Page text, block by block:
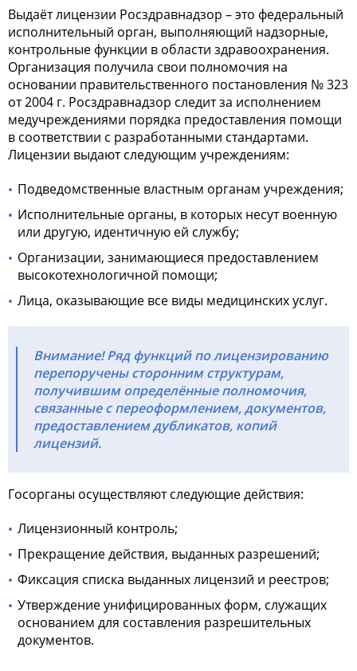
Выдаёт лицензии Росздравнадзор – это федеральный
исполнительный орган, выполняющий надзорные,
контрольные функции в области здравоохранения.
Организация получила свои полномочия на
основании правительственного постановления № 323
от 2004 г. Росздравнадзор следит за исполнением
медучреждениями порядка предоставления помощи
в соответствии с разработанными стандартами.
Лицензии выдают следующим учреждениям:
Подведомственные властным органам учреждения;
Исполнительные органы, в которых несут военную
или другую, идентичную ей службу;
Организации, занимающиеся предоставлением
высокотехнологичной помощи;
Лица, оказывающие все виды медицинских услуг.
Внимание! Ряд функций по лицензированию
перепоручены сторонним структурам,
получившим определённые полномочия,
связанные с переоформлением, документов,
предоставлением дубликатов, копий
лицензий.
Госорганы осуществляют следующие действия:
Лицензионный контроль;
Прекращение действия, выданных разрешений;
Фиксация списка выданных лицензий и реестров;
Утверждение унифицированных форм, служащих
основанием для составления разрешительных
документов.